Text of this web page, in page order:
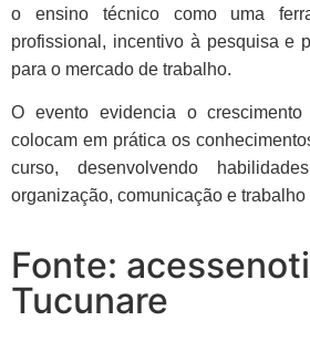
o ensino técnico como uma
profissional, incentivo à pesquisa e
para o mercado de trabalho.
O evento evidencia o
colocam em prática os
curso, desenvolvendo
organização, comunicação e trabalho
Fonte:
Tucunare